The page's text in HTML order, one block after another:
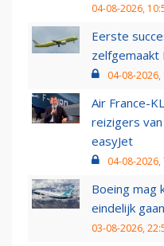
04-08-2026,
Eerste
zelfgemaakt
04-08-2026,
Air France-
reizigers van
easyJet
04-08-2026,
Boeing mag
eindelijk
03-08-2026,